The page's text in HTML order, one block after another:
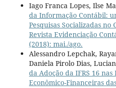
Iago Franca Lopes, Ilse
da Informação Contábil:
Pesquisas Socializadas no
Revista Evidenciação
(2018): mai./ago.
Alessandro Lepchak,
Daniela Pirolo Dias,
da Adoção da IFRS 16
Econômico-Financeiras